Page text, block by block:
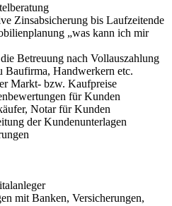
Zinsabsicherung bis Laufzeitende
„was kann ich mir
Betreuung nach Vollauszahlung
Handwerkern etc.
Markt- bzw. Kaufpreise
für Kunden
Notar für Kunden
der Kundenunterlagen
mit Banken, Versicherungen,